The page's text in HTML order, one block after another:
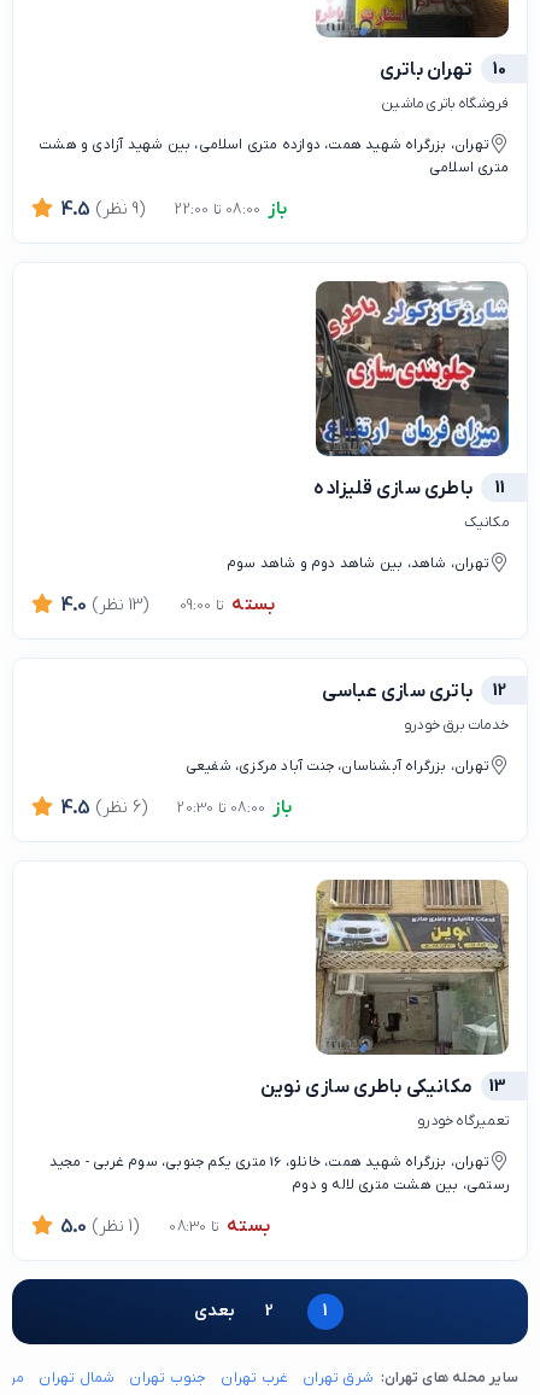
10 تهران باتری
فروشگاه باتری ماشین
تهران، بزرگراه شهید همت، دوازده مترى اسلامى، بین شهید آزادی و هشت
متری اسلامی
باز 4.5 (9 نظر)
11 باطری سازی قلیزاده
مکانیک
تهران، شاهد، بین شاهد دوم و شاهد سوم
بسته تا 09:00 4.0 (13 نظر)
12 باتری سازی عباسی
خدمات برق خودرو
تهران، بزرگراه آبشناسان، جنت آباد مرکزی، شفیعی
باز 4.5 (6 نظر)
13 مکانیکی باطری سازی نوین
تعمیرگاه خودرو
تهران، بزرگراه شهید همت، خانلو، 16 متری یکم جنوبی، سوم غربی - مجید
رستمی، بین هشت متری لاله و دوم
بسته تا 08:30 5.0 (1 نظر)
1
2 بعدی
سایر محله های تهران: شرق تهران غرب تهران جنوب تهران شمال تهران